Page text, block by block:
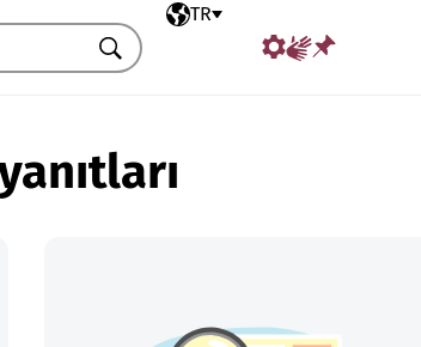
Seçili dil
TR
Ara